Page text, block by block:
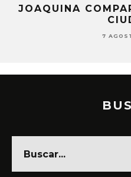
JOAQUINA
7